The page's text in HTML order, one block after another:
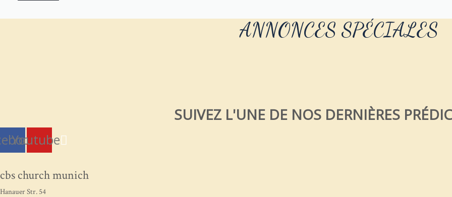
ANNONCES SPÉCIALES
SUIVEZ L'UNE DE NOS DERNIÈRES
Youtube
cbs church munich
Hanauer Str. 54